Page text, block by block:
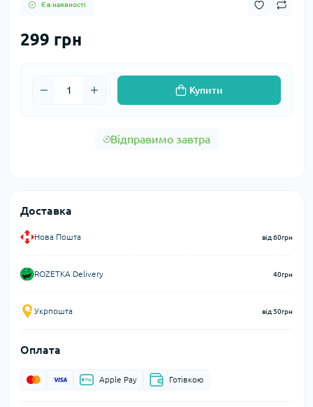
Є в наявності
299 грн
Купити
Відправимо завтра
Доставка
Нова Пошта від 60грн
ROZETKA Delivery 40грн
Укрпошта від 50грн
Оплата
Apple Pay Готівкою